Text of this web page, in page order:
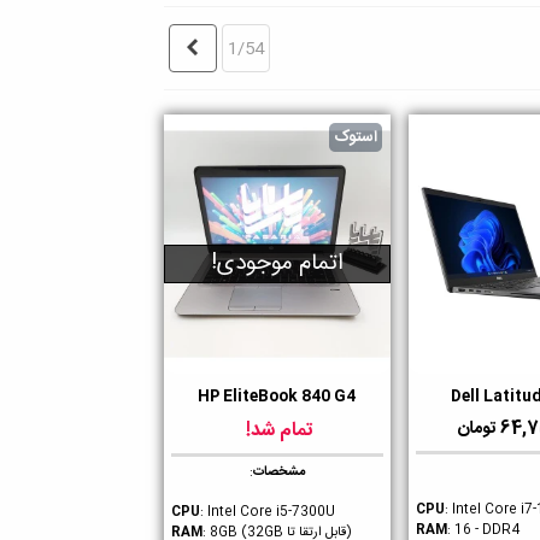
1/54
Dell
تومان
CPU: Intel Core
RAM: 16 - DDR4
استوک
اتمام موجودی!
دوست داشتن
HP EliteBook 840 G4
تمام شد!
مشخصات:
CPU: Intel Core i5-7300U
(قابل ارتقا تا 32GB)
: 8GB